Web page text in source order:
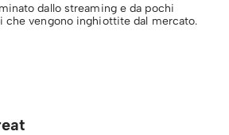
dallo streaming e da pochi
che vengono inghiottite dal mercato.